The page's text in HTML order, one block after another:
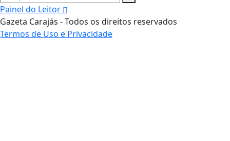
Painel do Leitor
Gazeta Carajás - Todos os direitos reservados
Termos de Uso e Privacidade